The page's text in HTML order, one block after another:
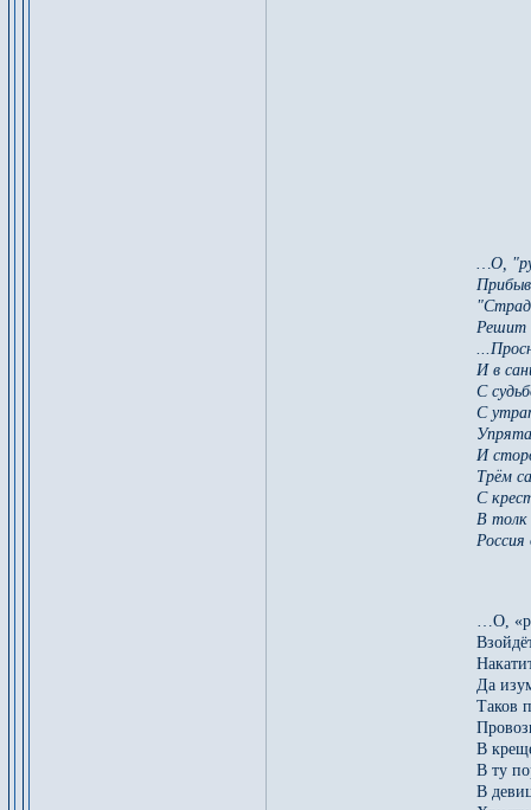
…О,
Решит
И в
С
С
И
Трём
С
В толк
Россия
…О,
Да
Таков
В
В ту
В